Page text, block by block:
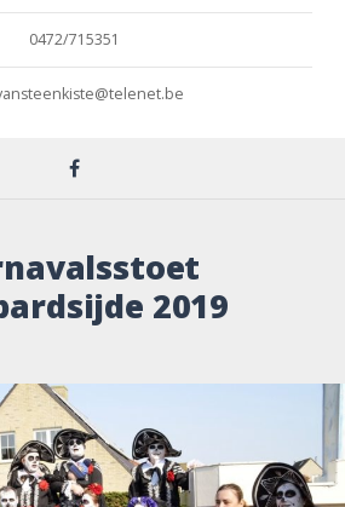
0472/715351
2019